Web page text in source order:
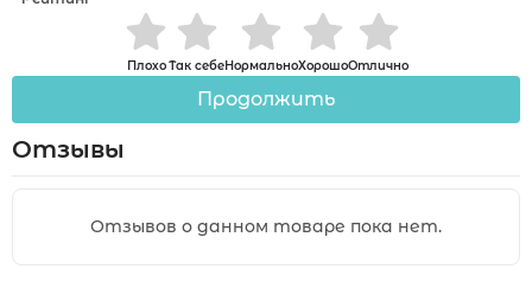
ПлохоТак себеНормальноХорошоОтлично
Продолжить
Отзывы
Отзывов о данном товаре пока нет.